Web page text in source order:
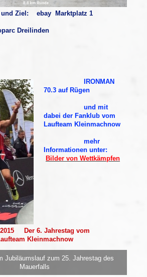
Ziel: ebay Marktplatz 1
IRONMAN
70.3 auf Rügen
und mit
dabei der Fanklub vom
Laufteam Kleinmachnow
mehr
Informationen unter:
Bilder von Wettkämpfen
Der 6. Jahrestag vom
Kleinmachnow
Jubiläumslauf zum 25. Jahrestag des
Mauerfalls